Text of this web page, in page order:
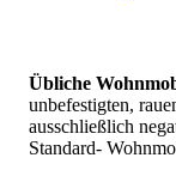
ausgebucht.
oder bringen Sie
Sie Ihre Reise
schöne
Übliche
unbefestigten,
ausschließlich
Standard-